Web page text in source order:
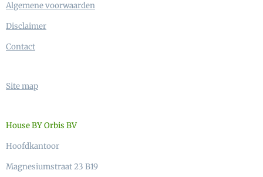
Algemene voorwaarden
Disclaimer
Contact
Site map
House BY Orbis BV
Hoofdkantoor
Magnesiumstraat 23 B19